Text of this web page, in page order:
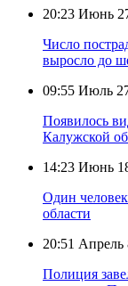
20:23 Июнь
Число
выросло до
09:55 Июль
Появилось
Калужской
14:23 Июнь
Один
области
20:51 Апрель
Полиция